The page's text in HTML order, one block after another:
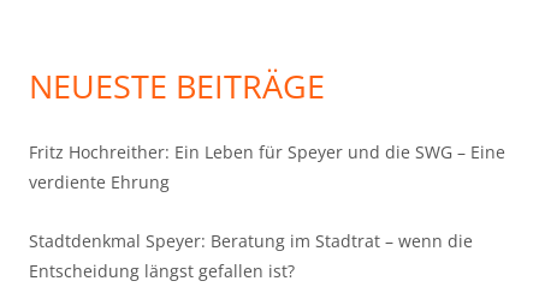
NEUESTE BEITRÄGE
Fritz Hochreither: Ein Leben für Speyer und die SWG – Eine
verdiente Ehrung
Stadtdenkmal Speyer: Beratung im Stadtrat – wenn die
Entscheidung längst gefallen ist?